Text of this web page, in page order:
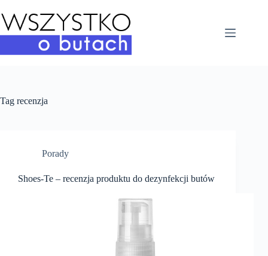
do
treści
Tag recenzja
Porady
Shoes-Te – recenzja produktu do dezynfekcji butów